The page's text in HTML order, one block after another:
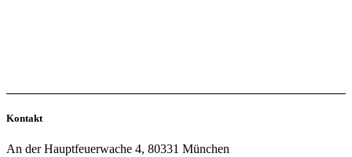
Kontakt
An der Hauptfeuerwache 4, 80331 München